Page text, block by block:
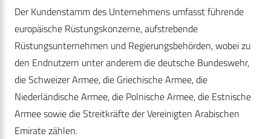
Der Kundenstamm des Unternehmens umfasst führende
europäische Rüstungskonzerne, aufstrebende
Rüstungsunternehmen und Regierungsbehörden, wobei zu
den Endnutzern unter anderem die deutsche Bundeswehr,
die Schweizer Armee, die Griechische Armee, die
Niederländische Armee, die Polnische Armee, die Estnische
Armee sowie die Streitkräfte der Vereinigten Arabischen
Emirate zählen.